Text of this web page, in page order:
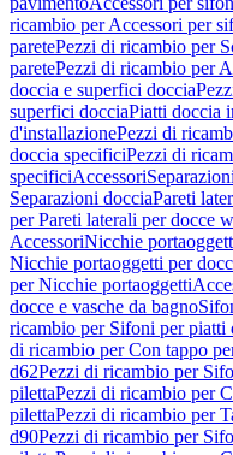
ricambio per Accessori per
paretePezzi di ricambio per
paretePezzi di ricambio per
doccia e superfici doccia
superfici docciaPiatti doccia
d'installazionePezzi di
doccia specificiPezzi di
specificiAccessori
Separazioni docciaPareti
per Pareti laterali per docce
AccessoriNicchie
Nicchie portaoggetti per
per Nicchie portaoggetti
docce e vasche da bagno
ricambio per Sifoni per piatti
di ricambio per Con tappo
d62Pezzi di ricambio per
pilettaPezzi di ricambio per
pilettaPezzi di ricambio per
d90Pezzi di ricambio per